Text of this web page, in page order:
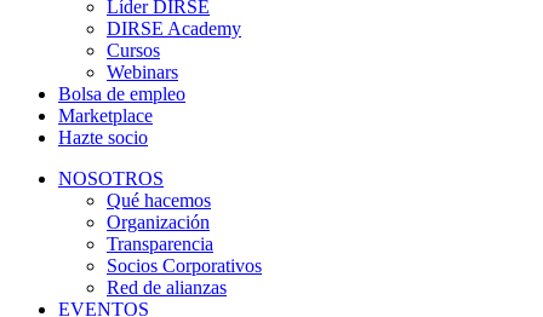
Líder DIRSE
DIRSE Academy
Cursos
Webinars
Bolsa de empleo
Marketplace
Hazte socio
NOSOTROS
Qué hacemos
Organización
Transparencia
Socios Corporativos
Red de alianzas
EVENTOS